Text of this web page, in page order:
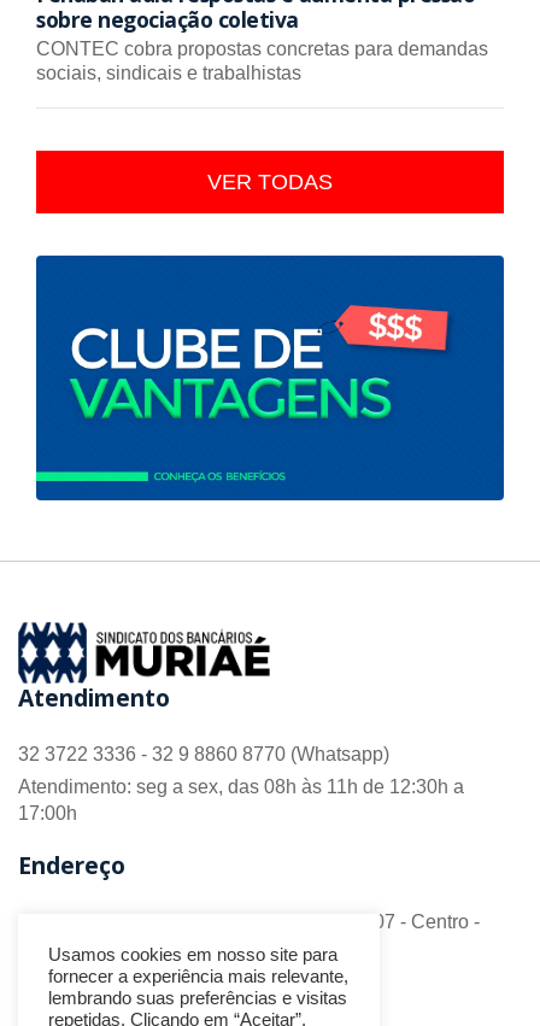
sobre negociação coletiva
CONTEC cobra propostas concretas para demandas
sociais, sindicais e trabalhistas
VER TODAS
Atendimento
32 3722 3336 - 32 9 8860 8770 (Whatsapp)
Atendimento: seg a sex, das 08h às 11h de 12:30h a
17:00h
Endereço
R. Barão do Monte Alto nº 70 - Sala 306/307 - Centro -
CEP 36.880-018 - Muriaé/MG
Redes Sociais
Usamos cookies em nosso site para
fornecer a experiência mais relevante,
lembrando suas preferências e visitas
repetidas. Clicando em “Aceitar”,